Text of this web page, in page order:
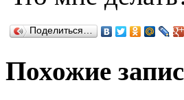
Поделиться…
Похожие